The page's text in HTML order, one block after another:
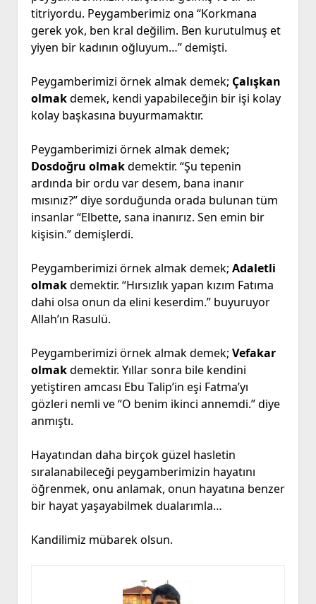
titriyordu. Peygamberimiz ona “Korkmana
gerek yok, ben kral değilim. Ben kurutulmuş et
yiyen bir kadının oğluyum…” demişti.
Peygamberimizi örnek almak demek; Çalışkan
olmakdemek, kendi yapabileceğin bir işi kolay
kolay başkasına buyurmamaktır.
Peygamberimizi örnek almak demek;
Dosdoğru olmakdemektir. “Şu tepenin
ardında bir ordu var desem, bana inanır
mısınız?” diye sorduğunda orada bulunan tüm
insanlar “Elbette, sana inanırız. Sen emin bir
kişisin.” demişlerdi.
Peygamberimizi örnek almak demek; Adaletli
olmakdemektir. “Hırsızlık yapan kızım Fatıma
dahi olsa onun da elini keserdim.” buyuruyor
Allah’ın Rasulü.
Peygamberimizi örnek almak demek; Vefakar
olmakdemektir. Yıllar sonra bile kendini
yetiştiren amcası Ebu Talip’in eşi Fatma’yı
gözleri nemli ve “O benim ikinci annemdi.” diye
anmıştı.
Hayatından daha birçok güzel hasletin
sıralanabileceği peygamberimizin hayatını
öğrenmek, onu anlamak, onun hayatına benzer
bir hayat yaşayabilmek dualarımla…
Kandilimiz mübarek olsun.